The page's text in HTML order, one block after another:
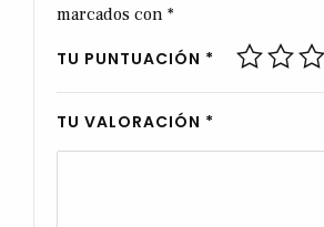
marcados con *
TU PUNTUACIÓN *
TU VALORACIÓN *